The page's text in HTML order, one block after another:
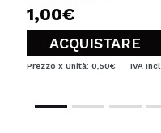
1,00€
ACQUISTARE
Prezzo x Unità: 0,50€ IVA Incl.